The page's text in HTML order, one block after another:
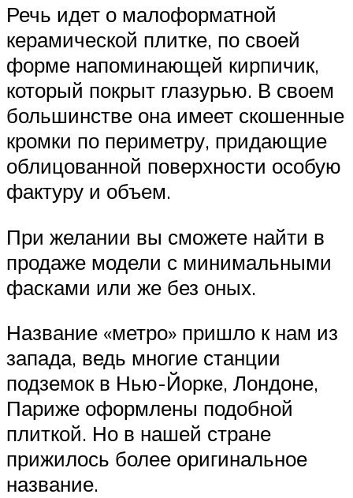
Речь идет о малоформатной
керамической плитке, по своей
форме напоминающей кирпичик,
который покрыт глазурью. В своем
большинстве она имеет скошенные
кромки по периметру, придающие
облицованной поверхности особую
фактуру и объем.
При желании вы сможете найти в
продаже модели с минимальными
фасками или же без оных.
Название «метро» пришло к нам из
запада, ведь многие станции
подземок в Нью-Йорке, Лондоне,
Париже оформлены подобной
плиткой. Но в нашей стране
прижилось более оригинальное
название.